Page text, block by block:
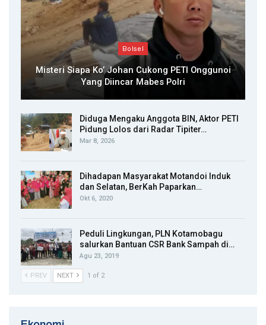
Bolsel
Misteri Siapa Ko’ Johan Cukong PETI Onggunoi
Yang Diincar Mabes Polri
Diduga Mengaku Anggota BIN, Aktor PETI
Pidung Lolos dari Radar Tipiter…
Mar 8, 2026
Dihadapan Masyarakat Motandoi Induk
dan Selatan, BerKah Paparkan…
Okt 6, 2020
Peduli Lingkungan, PLN Kotamobagu
salurkan Bantuan CSR Bank Sampah di…
Agu 23, 2019
PREV NEXT 1 of 2